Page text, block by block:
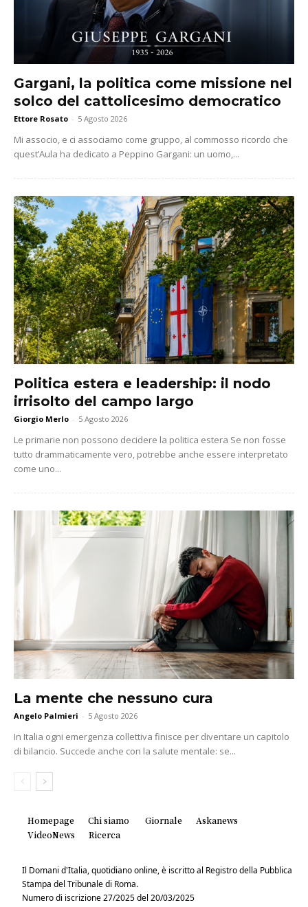
Gargani, la politica come missione nel
solco del cattolicesimo democratico
Ettore Rosato - 5 Agosto 2026
Mi associo, e ci associamo come gruppo, al commosso ricordo che
quest’Aula ha dedicato a Peppino Gargani: un uomo,...
Politica estera e leadership: il nodo
irrisolto del campo largo
Giorgio Merlo - 5 Agosto 2026
Le primarie non possono decidere la politica estera Se non fosse
tutto drammaticamente vero, potrebbe anche essere interpretato
come uno...
La mente che nessuno cura
Angelo Palmieri - 5 Agosto 2026
In Italia ogni emergenza collettiva finisce per diventare un capitolo
di bilancio. Succede anche con la salute mentale: se...
Homepage Chi siamo Giornale
Askanews
VideoNews
Ricerca
Il Domani d'Italia, quotidiano online, è iscritto al Registro della Pubblica
Stampa del Tribunale di Roma.
Numero di iscrizione 27/2025 del 20/03/2025